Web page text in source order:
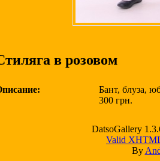
в розовом
Бант, блуза,
300 грн.
DatsoGallery
Valid
By